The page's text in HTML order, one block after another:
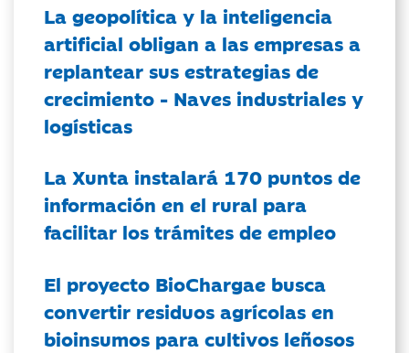
La geopolítica y la inteligencia
artificial obligan a las empresas a
replantear sus estrategias de
crecimiento - Naves industriales y
logísticas
La Xunta instalará 170 puntos de
información en el rural para
facilitar los trámites de empleo
El proyecto BioChargae busca
convertir residuos agrícolas en
bioinsumos para cultivos leñosos